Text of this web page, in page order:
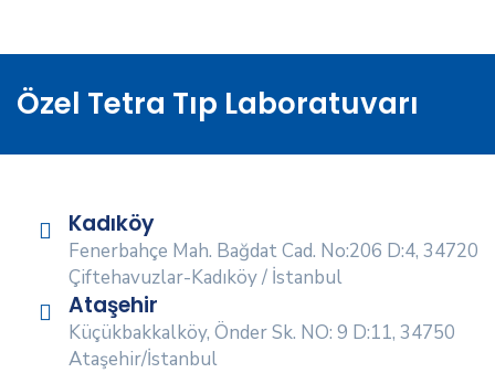
Özel Tetra Tıp Laboratuvarı
Kadıköy
Fenerbahçe Mah. Bağdat Cad. No:206 D:4, 34720
Çiftehavuzlar-Kadıköy / İstanbul
Ataşehir
Küçükbakkalköy, Önder Sk. NO: 9 D:11, 34750
Ataşehir/İstanbul